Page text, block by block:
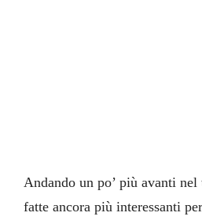
Andando un po’ più avanti
fatte ancora più interessanti